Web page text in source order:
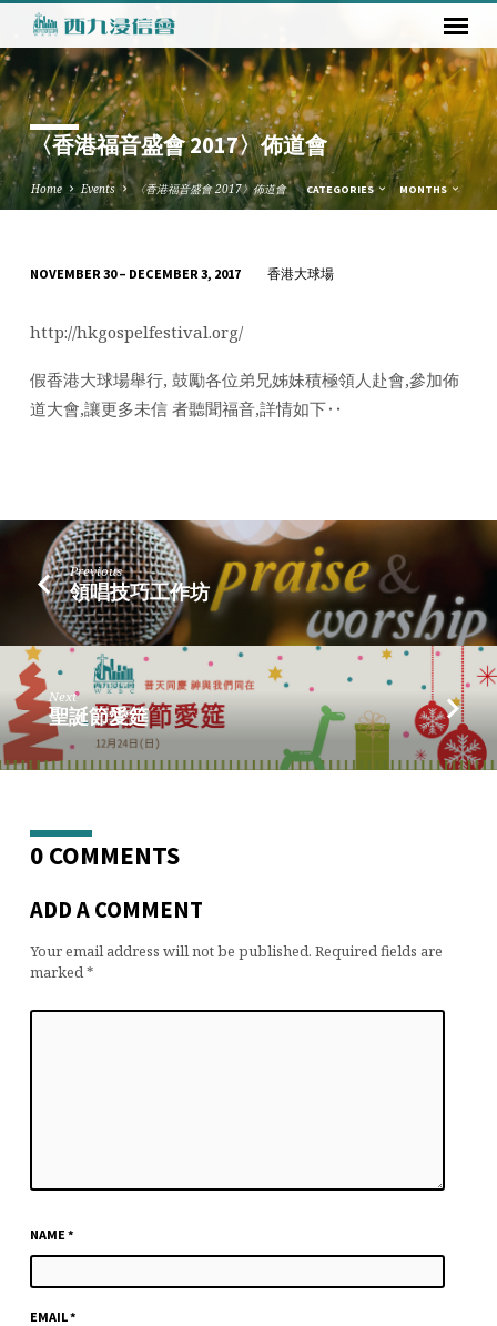
〈香港福音盛會 2017〉佈道會
Home Events 〈香港福音盛會 2017〉佈道會 CATEGORIES MONTHS
港
福
音
盛
道
會
NOVEMBER 30 – DECEMBER 3, 2017 香港大球場
http://hkgospelfestival.org/
假香港大球場舉行, 鼓勵各位弟兄姊妹積極領人赴會,參加佈
道大會,讓更多未信 者聽聞福音,詳情如下‥
Previous
領唱技巧工作坊
Next
聖誕節愛筵
0 COMMENTS
ADD A COMMENT
Your email address will not be published. Required fields are
marked *
NAME *
EMAIL*